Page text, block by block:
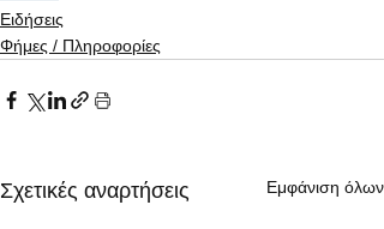
Ειδήσεις
Φήμες / Πληροφορίες
Σχετικές αναρτήσεις Εμφάνιση όλων